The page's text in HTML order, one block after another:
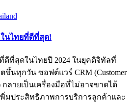
นไทยที่ดีที่สุด!
ดีที่สุดในไทยปี 2024 ในยุคดิจิทัลที่
ขึ้นทุกวัน ซอฟต์แวร์ CRM (Customer
กลายเป็นเครื่องมือที่ไม่อาจขาดได้
มประสิทธิภาพการบริการลูกค้าและ